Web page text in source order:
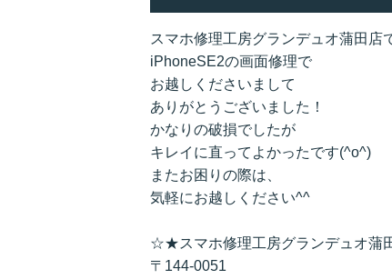
スマホ修理工房グランデュオ蒲田店
iPhoneSE2の画面修理で
お越しくださいまして
ありがとうございました！
かなりの破損でしたが
キレイに直ってよかったです(^o^)
またお困りの際は、
気軽にお越しください^^
☆★スマホ修理工房グランデュオ
〒144-0051